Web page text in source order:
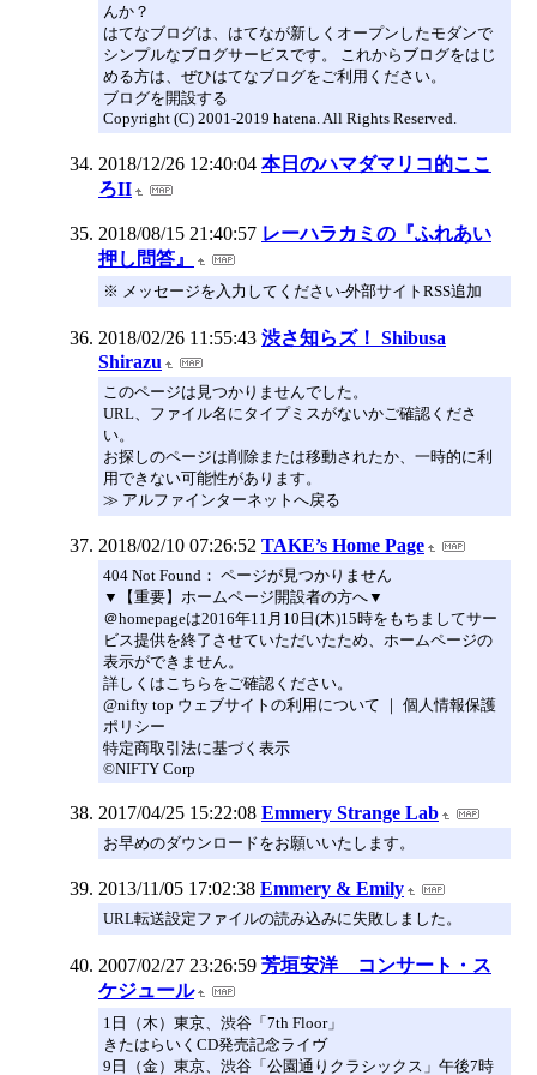
んか？
はてなブログは、はてなが新しくオープンしたモダンで
シンプルなブログサービスです。 これからブログをはじ
める方は、ぜひはてなブログをご利用ください。
ブログを開設する
Copyright (C) 2001-2019 hatena. All Rights Reserved.
2018/12/26 12:40:04 本日のハマダマリコ的ここ
ろII
2018/08/15 21:40:57 レーハラカミの『ふれあい
押し問答』
※ メッセージを入力してください-外部サイトRSS追加
2018/02/26 11:55:43 渋さ知らズ！ Shibusa
Shirazu
このページは見つかりませんでした。
URL、ファイル名にタイプミスがないかご確認くださ
い。
お探しのページは削除または移動されたか、一時的に利
用できない可能性があります。
≫ アルファインターネットへ戻る
2018/02/10 07:26:52 TAKE’s Home Page
404 Not Found： ページが見つかりません
▼【重要】ホームページ開設者の方へ▼
＠homepageは2016年11月10日(木)15時をもちましてサー
ビス提供を終了させていただいたため、ホームページの
表示ができません。
詳しくはこちらをご確認ください。
@nifty top ウェブサイトの利用について ｜ 個人情報保護
ポリシー
特定商取引法に基づく表示
©NIFTY Corp
2017/04/25 15:22:08 Emmery Strange Lab
お早めのダウンロードをお願いいたします。
2013/11/05 17:02:38 Emmery & Emily
URL転送設定ファイルの読み込みに失敗しました。
2007/02/27 23:26:59 芳垣安洋 コンサート・ス
ケジュール
1日（木）東京、渋谷「7th Floor」
きたはらいくCD発売記念ライヴ
9日（金）東京、渋谷「公園通りクラシックス」午後7時